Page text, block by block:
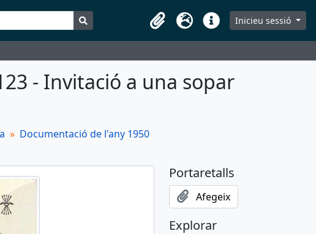
Search in browse page
Portaretalls
IdiomaDreceresInicieu sessió
- Invitació a una sopar
Documentació de l'any 1950
Portaretalls
Afegeix
Explorar